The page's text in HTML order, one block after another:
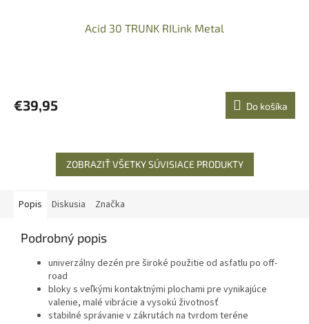
Acid 30 TRUNK RILink Metal
€39,95 Do košíka
ZOBRAZIŤ VŠETKY SÚVISIACE PRODUKTY
Popis Diskusia Značka
Podrobný popis
univerzálny dezén pre široké použitie od asfatlu po off-
road
bloky s veľkými kontaktnými plochami pre vynikajúce
valenie, malé vibrácie a vysokú životnosť
stabilné správanie v zákrutách na tvrdom teréne